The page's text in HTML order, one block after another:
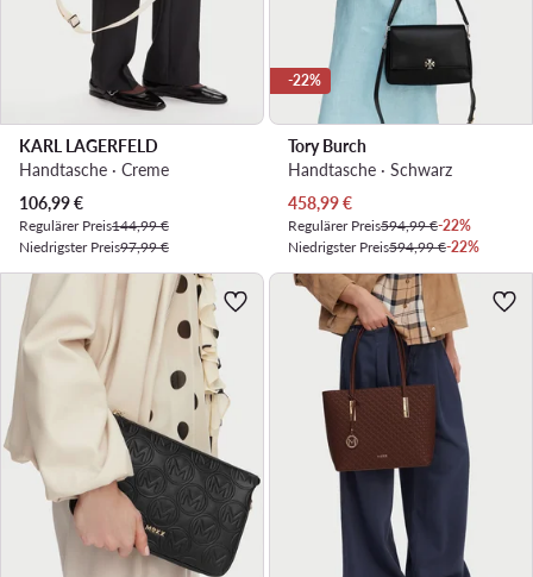
KARL LAGERFELD
Handtasche · Creme
Aktueller Preis
106,99€
Regulärer Preis144,99 €
Niedrigster Preis97,99 €
-22%
Tory Burch
Handtasche · Schwarz
Aktueller Preis
458,99€
Regulärer Preis594,99 €-22%
Niedrigster Preis594,99 €-22%